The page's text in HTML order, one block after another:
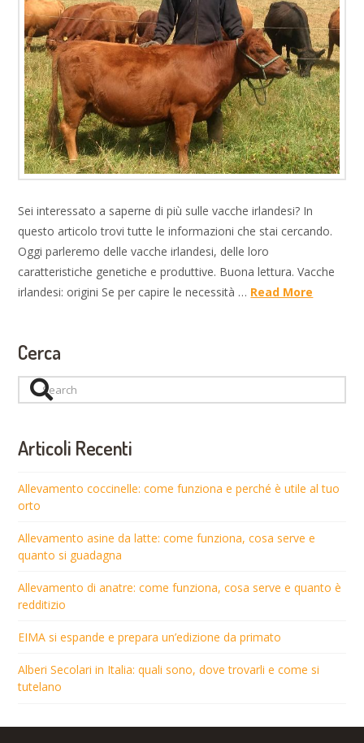
Sei interessato a saperne di più sulle vacche irlandesi? In
questo articolo trovi tutte le informazioni che stai cercando.
Oggi parleremo delle vacche irlandesi, delle loro
caratteristiche genetiche e produttive. Buona lettura. Vacche
irlandesi: origini Se per capire le necessità … Read More
Cerca
Search
Articoli Recenti
Allevamento coccinelle: come funziona e perché è utile al tuo
orto
Allevamento asine da latte: come funziona, cosa serve e
quanto si guadagna
Allevamento di anatre: come funziona, cosa serve e quanto è
redditizio
EIMA si espande e prepara un’edizione da primato
Alberi Secolari in Italia: quali sono, dove trovarli e come si
tutelano